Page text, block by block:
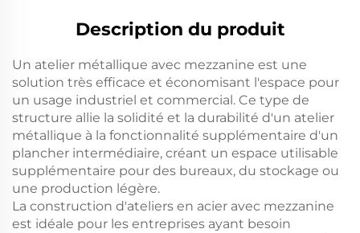
Description du produit
Un atelier métallique avec mezzanine est une
solution très efficace et économisant l'espace pour
un usage industriel et commercial. Ce type de
structure allie la solidité et la durabilité d'un atelier
métallique à la fonctionnalité supplémentaire d'un
plancher intermédiaire, créant un espace utilisable
supplémentaire pour des bureaux, du stockage ou
une production légère.
La construction d'ateliers en acier avec mezzanine
est idéale pour les entreprises ayant besoin